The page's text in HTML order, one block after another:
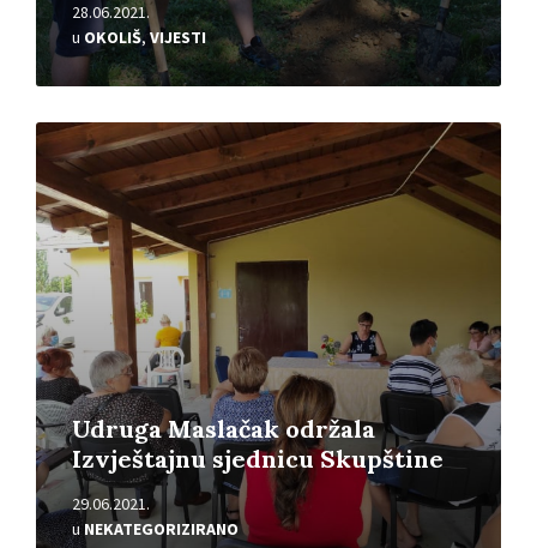
28.06.2021.
u OKOLIŠ, VIJESTI
Udruga Maslačak održala
Izvještajnu sjednicu Skupštine
29.06.2021.
uNEKATEGORIZIRANO
Pročitajte
više